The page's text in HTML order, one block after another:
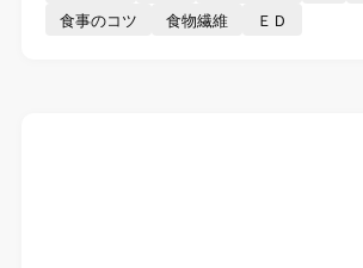
食事のコツ
食物繊維 ＥＤ